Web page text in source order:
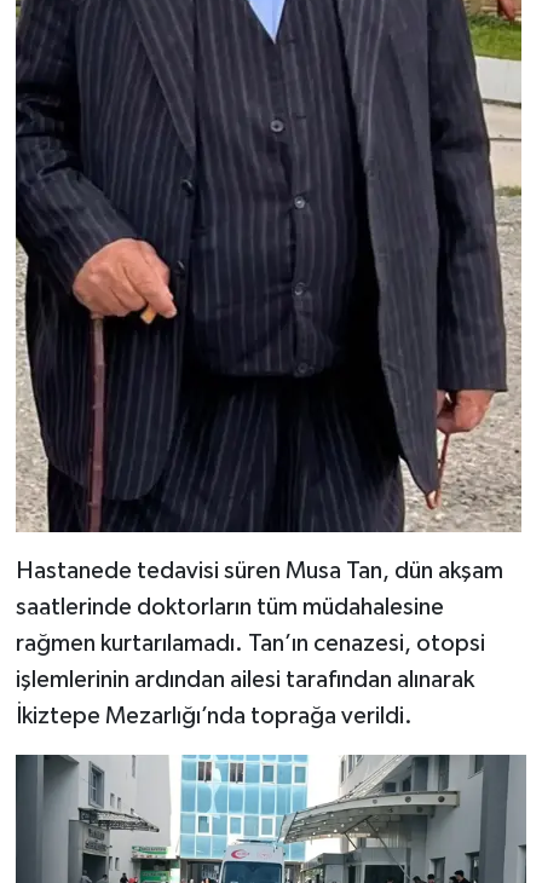
Hastanede tedavisi süren Musa Tan, dün akşam
saatlerinde doktorların tüm müdahalesine
rağmen kurtarılamadı. Tan’ın cenazesi, otopsi
işlemlerinin ardından ailesi tarafından alınarak
İkiztepe Mezarlığı’nda toprağa verildi.